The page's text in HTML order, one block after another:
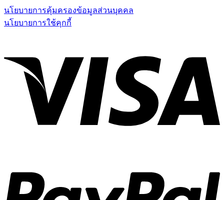
นโยบายการคุ้มครองข้อมูลส่วนบุคคล
นโยบายการใช้คุกกี้